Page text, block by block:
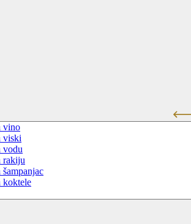
vino
viski
vodu
rakiju
šampanjac
koktele